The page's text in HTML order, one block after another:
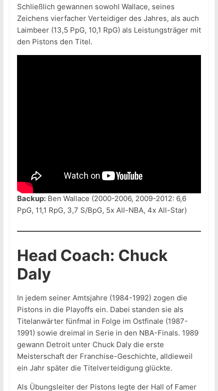
Schließlich gewannen sowohl Wallace, seines
Zeichens vierfacher Verteidiger des Jahres, als auch
Laimbeer (13,5 PpG, 10,1 RpG) als Leistungsträger mit
den Pistons den Titel.
Backup:Ben Wallace (2000-2006, 2009-2012: 6,6
PpG, 11,1 RpG, 3,7 S/BpG, 5x All-NBA, 4x All-Star)
Head Coach: Chuck
Daly
In jedem seiner Amtsjahre (1984-1992) zogen die
Pistons in die Playoffs ein. Dabei standen sie als
Titelanwärter fünfmal in Folge im Ostfinale (1987-
1991) sowie dreimal in Serie in den NBA-Finals. 1989
gewann Detroit unter Chuck Daly die erste
Meisterschaft der Franchise-Geschichte, alldieweil
ein Jahr später die Titelverteidigung glückte.
Als Übungsleiter der Pistons legte der Hall of Famer